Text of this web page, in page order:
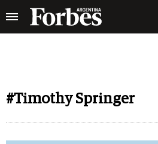
#Timothy Springer